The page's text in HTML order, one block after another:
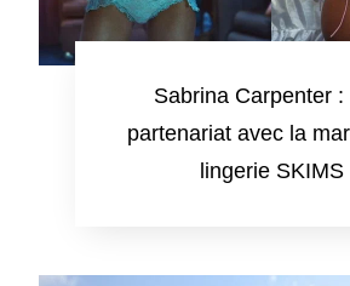
Sabrina Carpenter :
partenariat avec la
lingerie SKIMS